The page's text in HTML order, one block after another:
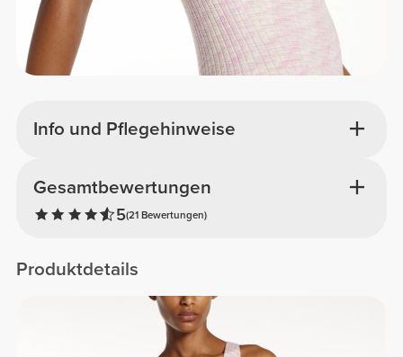
Info und Pflegehinweise
Gesamtbewertungen
5(21 Bewertungen)
Produktdetails